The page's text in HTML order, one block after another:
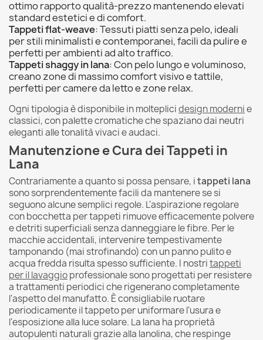
ottimo rapporto qualità-prezzo mantenendo elevati
standard estetici e di comfort.
Tappeti flat-weave: Tessuti piatti senza pelo, ideali
per stili minimalisti e contemporanei, facili da pulire e
perfetti per ambienti ad alto traffico.
Tappeti shaggy in lana: Con pelo lungo e voluminoso,
creano zone di massimo comfort visivo e tattile,
perfetti per camere da letto e zone relax.
Ogni tipologia è disponibile in molteplicidesign modernie
classici, con palette cromatiche che spaziano dai neutri
eleganti alle tonalità vivaci e audaci.
Manutenzione e Cura dei Tappeti in
Lana
Contrariamente a quanto si possa pensare, itappeti lana
sono sorprendentemente facili da mantenere se si
seguono alcune semplici regole. L'aspirazione regolare
con bocchetta per tappeti rimuove efficacemente polvere
e detriti superficiali senza danneggiare le fibre. Per le
macchie accidentali, intervenire tempestivamente
tamponando (mai strofinando) con un panno pulito e
acqua fredda risulta spesso sufficiente. I nostritappeti
per il lavaggioprofessionale sono progettati per resistere
a trattamenti periodici che rigenerano completamente
l'aspetto del manufatto. È consigliabile ruotare
periodicamente il tappeto per uniformare l'usura e
l'esposizione alla luce solare. La lana ha proprietà
autopulenti naturali grazie alla lanolina, che respinge